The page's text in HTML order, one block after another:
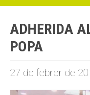
ADHERIDA
POPA
27 de febrer de